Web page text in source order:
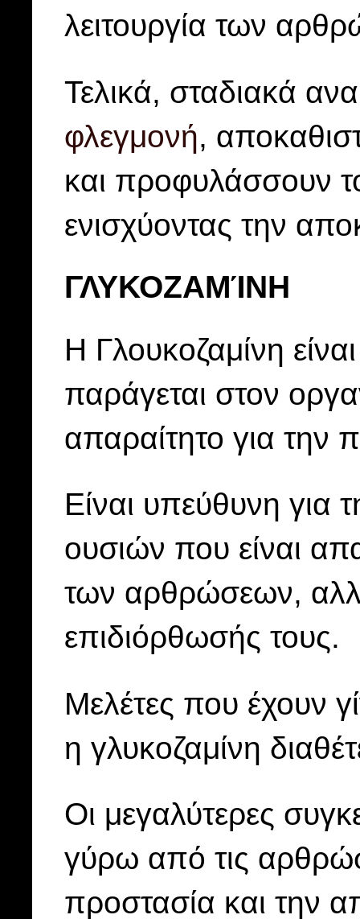
λειτουργία των
Τελικά, σταδιακά
φλεγμονή,
και προφυλάσσουν
ενισχύοντας την
ΓΛΥΚΟΖΑΜΊΝΗ
Η Γλουκοζαμίνη
παράγεται στον
απαραίτητο για την
Είναι υπεύθυνη για
ουσιών που είναι
των αρθρώσεων,
επιδιόρθωσής τους.
Μελέτες που έχουν
η γλυκοζαμίνη
Οι μεγαλύτερες
γύρω από τις
προστασία και την